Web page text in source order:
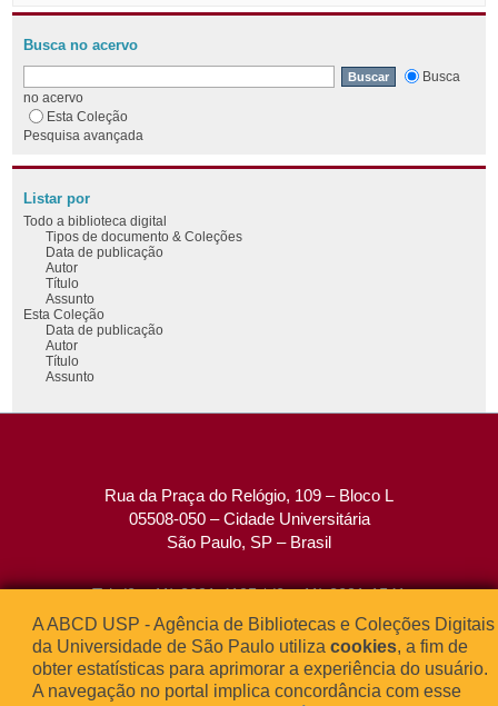
Busca no acervo
Busca
no acervo
Esta Coleção
Pesquisa avançada
Listar por
Todo a biblioteca digital
Tipos de documento & Coleções
Data de publicação
Autor
Título
Assunto
Esta Coleção
Data de publicação
Autor
Título
Assunto
Rua da Praça do Relógio, 109 – Bloco L
05508-050 – Cidade Universitária
São Paulo, SP – Brasil
Tel: (0xx11) 3091-4195 / (0xx11) 3091-1541
Fax: (0xx11) 3091-1567
E-mail:atendimento@abcd.usp.br
A ABCD USP - Agência de Bibliotecas e Coleções Digitais
da Universidade de São Paulo utiliza cookies, a fim de
obter estatísticas para aprimorar a experiência do usuário.
A navegação no portal implica concordância com esse